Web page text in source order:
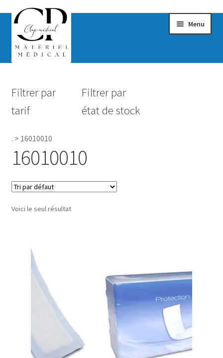
Menu
Hygiène
Accessoires Salle de bain
0.00 €
Filtrer par
tarif
Filtrer par
état de stock
. > 16010010
16010010
Voici le seul résultat